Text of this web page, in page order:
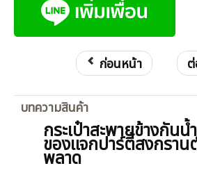
ก่อนหน้า
บทความสินค้า
กระเป๋าสะพายข้างกันน้
ของแจกปาร์ตี้สงกราน
พลาด